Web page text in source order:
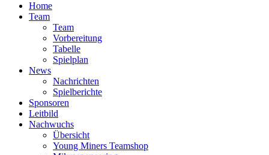
Home
Team
Team
Vorbereitung
Tabelle
Spielplan
News
Nachrichten
Spielberichte
Sponsoren
Leitbild
Nachwuchs
Übersicht
Young Miners Teamshop